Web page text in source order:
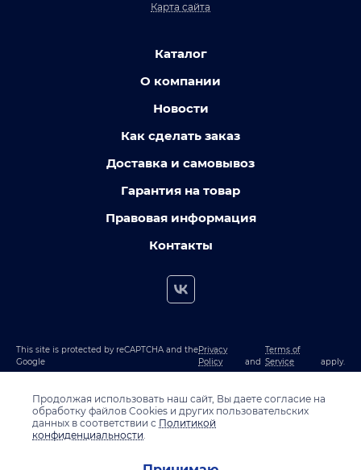
Карта сайта
Каталог
О компании
Новости
Как сделать заказ
Доставка и самовывоз
Гарантия на товар
Правовая информация
Контакты
This site is protected by reCAPTCHA and the
Google
Privacy
Policy
and
Terms of
Service
apply.
Продолжая использовать наш сайт, Вы даете согласие на
обработку файлов Cookies и других пользовательских
данных в соответствии с Политикой
конфиденциальности.